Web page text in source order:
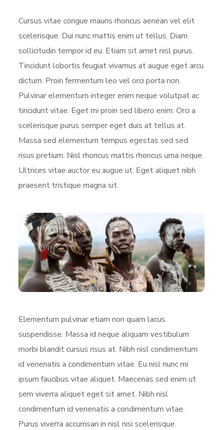
Cursus vitae congue mauris rhoncus aenean vel elit
scelerisque. Dui nunc mattis enim ut tellus. Diam
sollicitudin tempor id eu. Etiam sit amet nisl purus.
Tincidunt lobortis feugiat vivamus at augue eget arcu
dictum. Proin fermentum leo vel orci porta non.
Pulvinar elementum integer enim neque volutpat ac
tincidunt vitae. Eget mi proin sed libero enim. Orci a
scelerisque purus semper eget duis at tellus at.
Massa sed elementum tempus egestas sed sed
risus pretium. Nisl rhoncus mattis rhoncus urna neque.
Ultrices vitae auctor eu augue ut. Eget aliquet nibh
praesent tristique magna sit.
Elementum pulvinar etiam non quam lacus
suspendisse. Massa id neque aliquam vestibulum
morbi blandit cursus risus at. Nibh nisl condimentum
id venenatis a condimentum vitae. Eu nisl nunc mi
ipsum faucibus vitae aliquet. Maecenas sed enim ut
sem viverra aliquet eget sit amet. Nibh nisl
condimentum id venenatis a condimentum vitae.
Purus viverra accumsan in nisl nisi scelerisque.